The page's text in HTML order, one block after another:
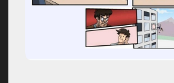
между фрилансерами
и агентством.